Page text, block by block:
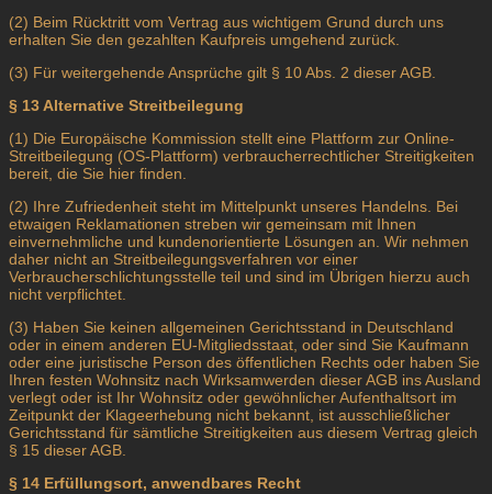
(2) Beim Rücktritt vom Vertrag aus wichtigem Grund durch uns
erhalten Sie den gezahlten Kaufpreis umgehend zurück.
(3) Für weitergehende Ansprüche gilt § 10 Abs. 2 dieser AGB.
§ 13Alternative Streitbeilegung
(1) Die Europäische Kommission stellt eine Plattform zur Online-
Streitbeilegung (OS-Plattform) verbraucherrechtlicher Streitigkeiten
bereit, die Sie hier finden.
(2) Ihre Zufriedenheit steht im Mittelpunkt unseres Handelns. Bei
etwaigen Reklamationen streben wir gemeinsam mit Ihnen
einvernehmliche und kundenorientierte Lösungen an. Wir nehmen
daher nicht an Streitbeilegungsverfahren vor einer
Verbraucherschlichtungsstelle teil und sind im Übrigen hierzu auch
nicht verpflichtet.
(3) Haben Sie keinen allgemeinen Gerichtsstand in Deutschland
oder in einem anderen EU-Mitgliedsstaat, oder sind Sie Kaufmann
oder eine juristische Person des öffentlichen Rechts oder haben Sie
Ihren festen Wohnsitz nach Wirksamwerden dieser AGB ins Ausland
verlegt oder ist Ihr Wohnsitz oder gewöhnlicher Aufenthaltsort im
Zeitpunkt der Klageerhebung nicht bekannt, ist ausschließlicher
Gerichtsstand für sämtliche Streitigkeiten aus diesem Vertrag gleich
§ 15 dieser AGB.
§ 14 Erfüllungsort, anwendbares Recht